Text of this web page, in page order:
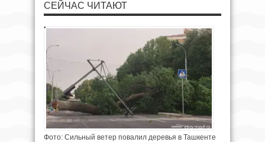
СЕЙЧАС ЧИТАЮТ
Фото: Сильный ветер повалил деревья в Ташкенте